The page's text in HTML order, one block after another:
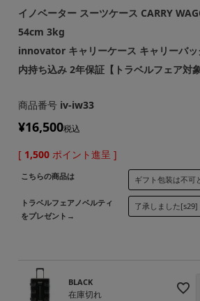
イノベーター スーツケース CARRY
54cm 3kg
innovator キャリーケース キャリーバッ
内持ち込み 2年保証【トラベルフェア対象
商品番号 iv-iw33
¥16,500税込
[ 1,500 ポイント進呈 ]
こちらの商品は
トラベルフェアノベルティ
をプレゼント→
BLACK
在庫切れ